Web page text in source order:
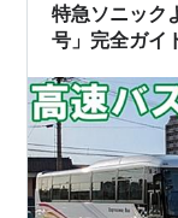
特急ソニック
号」完全ガイ